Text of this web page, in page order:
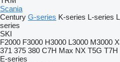
Scania
Century G-series K-series L-series
series
SKI
F2000 F3000 H3000 L3000 M3000
371 375 380 C7H Max NX T5G T7H
E-series